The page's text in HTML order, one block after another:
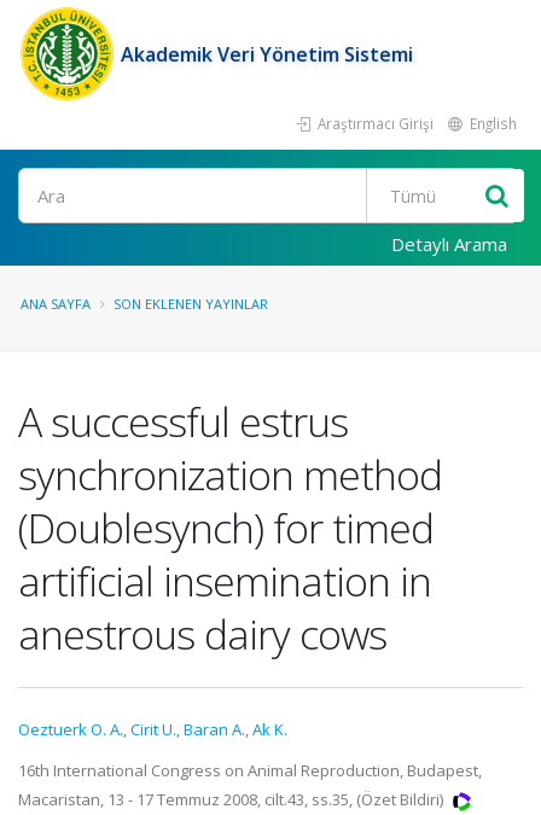
Akademik Veri Yönetim Sistemi
Araştırmacı Girişi English
Ara
Detaylı Arama
ANA SAYFA SON EKLENEN YAYINLAR
A successful estrus
synchronization method
(Doublesynch) for timed
artificial insemination in
anestrous dairy cows
Oeztuerk O. A.,Cirit U.,Baran A.,Ak K.
16th International Congress on Animal Reproduction, Budapest,
Macaristan, 13 - 17 Temmuz 2008, cilt.43, ss.35, (Özet Bildiri)